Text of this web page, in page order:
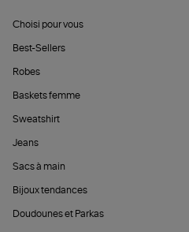
Choisi pour vous
Best-Sellers
Robes
Baskets femme
Sweatshirt
Jeans
Sacs à main
Bijoux tendances
Doudounes et Parkas